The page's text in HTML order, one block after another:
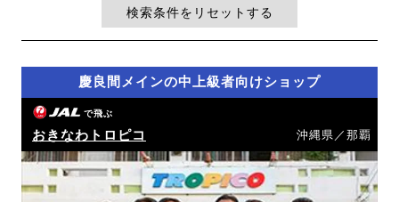
検索条件をリセットする
慶良間メインの中上級者向けショップ
で飛ぶ
おきなわトロピコ 沖縄県／那覇